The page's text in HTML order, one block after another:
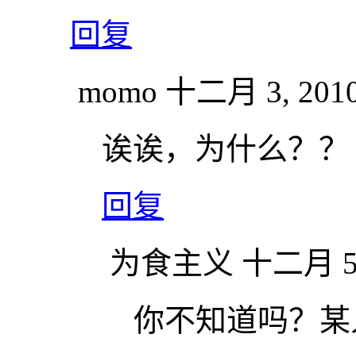
回复
momo 十二月 3,
诶诶，为什么？？
回复
为食主义 十二月
你不知道吗？